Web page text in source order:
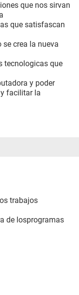
que nos sirvan
que satisfascan
se crea la nueva
tecnologicas que
y poder
facilitar la
trabajos
de losprogramas